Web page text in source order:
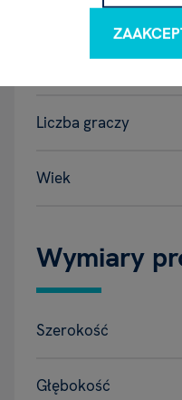
Numer katalogowy
Liczba graczy
Wiek
Wymiary
Szerokość
Głębokość